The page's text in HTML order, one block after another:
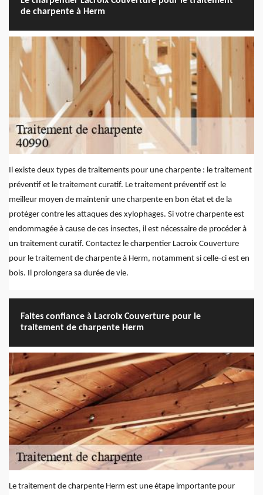
de charpente à Herm
Il existe deux types de traitements pour une charpente : le traitement
préventif et le traitement curatif. Le traitement préventif est le
meilleur moyen de maintenir une charpente en bon état et de la
protéger contre les attaques des xylophages. Si votre charpente est
endommagée à cause de ces insectes, il est nécessaire de procéder à
un traitement curatif. Contactez le charpentier Lacroix Couverture
pour le traitement de charpente à Herm, notamment si celle-ci est en
bois. Il prolongera sa durée de vie.
Faites confiance à Lacroix Couverture pour le
traitement de charpente Herm
Le traitement de charpente Herm est une étape importante pour